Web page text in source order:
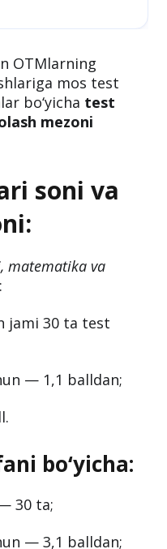
OTMlarning
mezoni
matematika va
jami 30 ta test
bo‘yicha: